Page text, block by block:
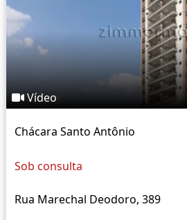
Vídeo
Chácara Santo Antônio
Sob consulta
Rua Marechal Deodoro, 389